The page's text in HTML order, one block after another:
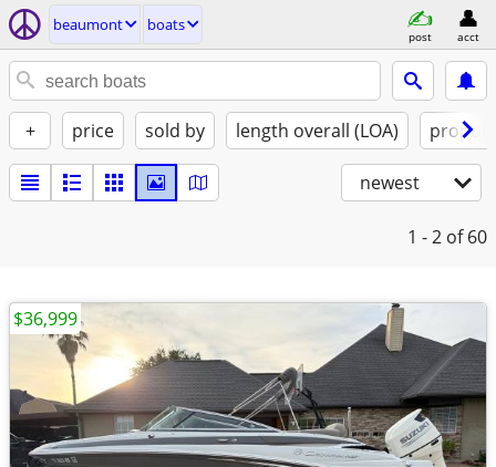
beaumont boats
post acct
+ price sold by length overall (LOA)
newest
1 - 2 of 60
$36,999